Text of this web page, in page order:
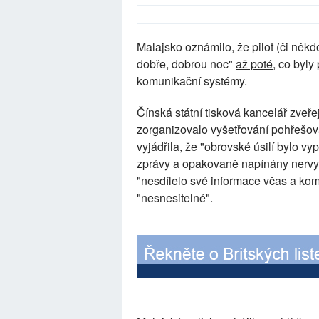
Malajsko oznámilo, že pilot (či
dobře, dobrou noc" až poté, co byly
komunikační systémy.
Čínská státní tisková kancelář
zorganizovalo vyšetřování
vyjádřila, že "obrovské úsilí bylo
zprávy a opakovaně napínány
"nesdílelo své informace včas a
"nesnesitelné".